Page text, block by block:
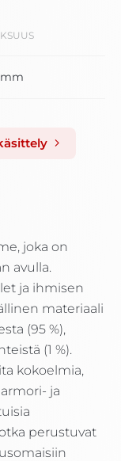
joka on
avulla.
ja ihmisen
materiaali
(95 %),
(1 %).
kokoelmia,
ja
perustuvat